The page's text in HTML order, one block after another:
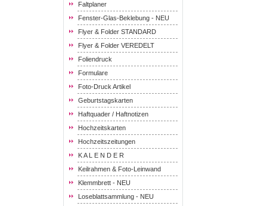
Faltplaner
Fenster-Glas-Beklebung - NEU
Flyer & Folder STANDARD
Flyer & Folder VEREDELT
Foliendruck
Formulare
Foto-Druck Artikel
Geburtstagskarten
Haftquader / Haftnotizen
Hochzeitskarten
Hochzeitszeitungen
K A L E N D E R
Keilrahmen & Foto-Leinwand
Klemmbrett - NEU
Loseblattsammlung - NEU